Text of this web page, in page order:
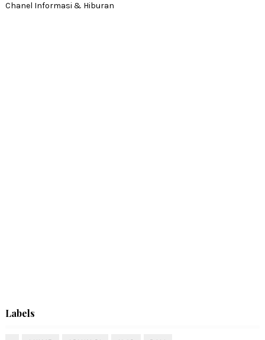
Chanel Informasi & Hiburan
Labels